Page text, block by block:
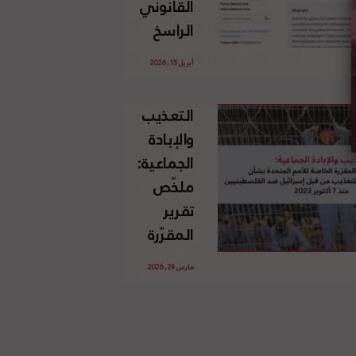
الإسرائيلي
غير
القانوني
الفلسطينية
القانوني
الراسخ
للاجئين
وحقهم
في العودة
بموجب
القانون
الدولي
أبريل 15, 2026
التعذيب
والإبادة
الجماعية:
ملخّص
تقرير
المقرّرة
الخاصة
مارس 24, 2026